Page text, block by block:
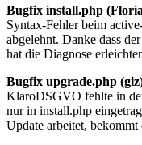
Bugfix install.php
Syntax-Fehler beim
abgelehnt. Danke dass
hat die Diagnose
Bugfix upgrade.php
KlaroDSGVO fehlte in
nur in install.php
Update arbeitet,